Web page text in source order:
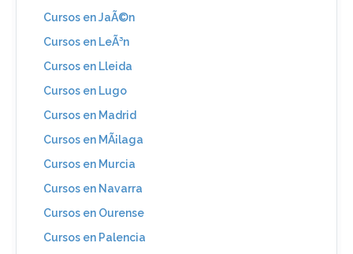
Cursos en JaÃ©n
Cursos en LeÃ³n
Cursos en Lleida
Cursos en Lugo
Cursos en Madrid
Cursos en MÃ¡laga
Cursos en Murcia
Cursos en Navarra
Cursos en Ourense
Cursos en Palencia